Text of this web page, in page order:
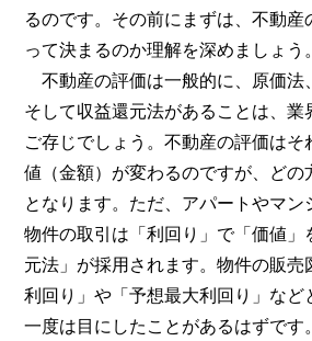
るのです。その前にまずは、不動
って決まるのか理解を深めましょう。
不動産の評価は一般的に、原価法
そして収益還元法があることは、業
ご存じでしょう。不動産の評価はそ
値（金額）が変わるのですが、どの
となります。ただ、アパートやマン
物件の取引は「利回り」で「価値」
元法」が採用されます。物件の販売
利回り」や「予想最大利回り」など
一度は目にしたことがあるはずです